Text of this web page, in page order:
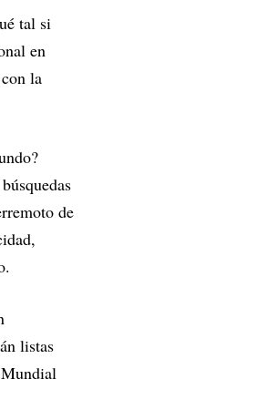
tal si
en
la
de
listas
Mundial